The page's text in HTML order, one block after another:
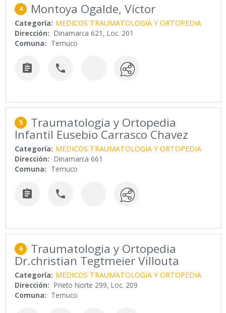
4 Montoya Ogalde, Víctor
Categoría: MEDICOS TRAUMATOLOGIA Y ORTOPEDIA
Dirección: Dinamarca 621, Loc. 201
Comuna: Temuco
 
5 Traumatologia y Ortopedia
Infantil Eusebio Carrasco Chavez
Categoría: MEDICOS TRAUMATOLOGIA Y ORTOPEDIA
Dirección: Dinamarca 661
Comuna: Temuco
 
6 Traumatologia y Ortopedia
Dr.christian Tegtmeier Villouta
Categoría: MEDICOS TRAUMATOLOGIA Y ORTOPEDIA
Dirección: Prieto Norte 299, Loc. 209
Comuna: Temuco